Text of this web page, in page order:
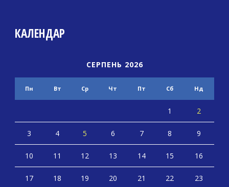
КАЛЕНДАР
СЕРПЕНЬ 2026
Пн Вт Ср Чт Пт Сб Нд
1 2
3 4 5 6 7 8 9
10 11 12 13 14 15 16
17 18 19 20 21 22 23